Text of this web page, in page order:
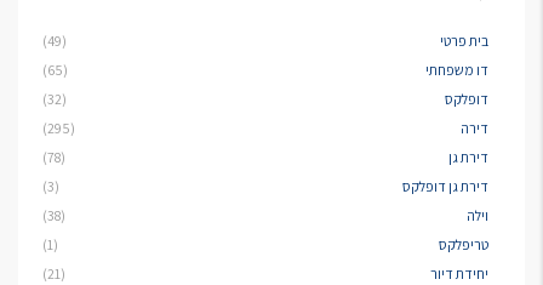
בית פרטי
(49)
דו משפחתי
(65)
דופלקס
(32)
דירה
(295)
דירת גן
(78)
דירת גן דופלקס
(3)
וילה
(38)
טריפלקס
(1)
יחידת דיור
(21)